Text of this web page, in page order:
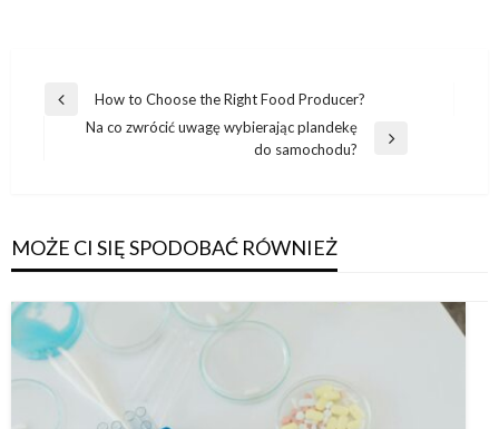
Nawigacja
wpisu
Poprzedni
How to Choose the Right Food Producer?
Na co zwrócić uwagę wybierając plandekę
do samochodu?
MOŻE CI SIĘ SPODOBAĆ RÓWNIEŻ